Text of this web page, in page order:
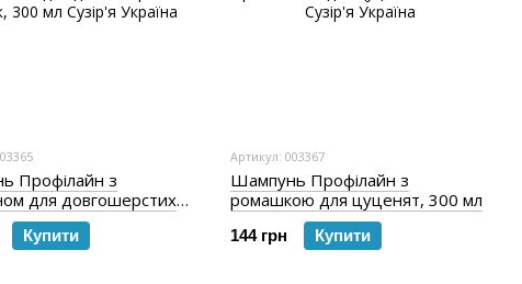
Профілайн з
для довгошерстих
мл
Купити
Артикул: 003367
Шампунь Профілайн з
ромашкою для цуценят, 300 мл
144 грн Купити